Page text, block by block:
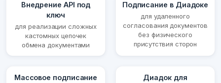
Внедрение API под
ключ
для реализации сложных
кастомных цепочек
обмена документами
Подписание в Диадоке
для удаленного
согласования документов
без физического
присутствия сторон
Массовое подписание
Диадок для